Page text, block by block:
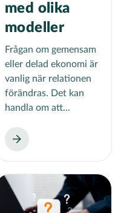
med olika
modeller
Frågan om gemensam
eller delad ekonomi är
vanlig när relationen
förändras. Det kan
handla om att...